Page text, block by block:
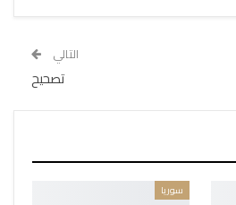
التالي
تصحيح
سوريا